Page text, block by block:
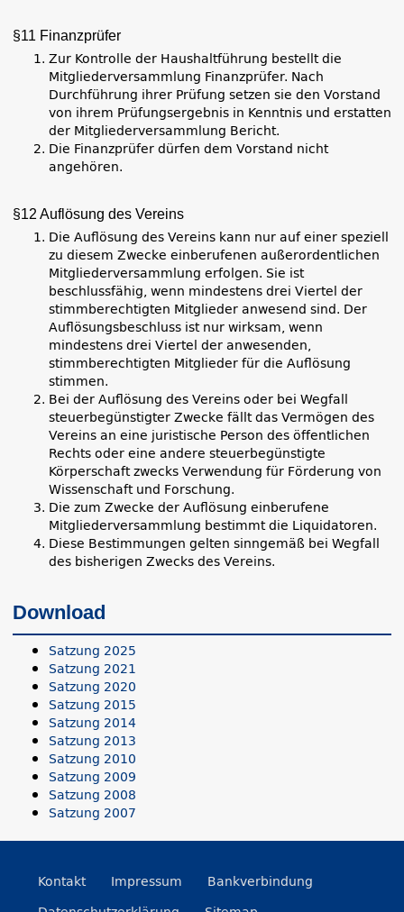
§11 Finanzprüfer
Zur Kontrolle der Haushaltführung bestellt die
Mitgliederversammlung Finanzprüfer. Nach
Durchführung ihrer Prüfung setzen sie den Vorstand
von ihrem Prüfungsergebnis in Kenntnis und erstatten
der Mitgliederversammlung Bericht.
Die Finanzprüfer dürfen dem Vorstand nicht
angehören.
§12 Auflösung des Vereins
Die Auflösung des Vereins kann nur auf einer speziell
zu diesem Zwecke einberufenen außerordentlichen
Mitgliederversammlung erfolgen. Sie ist
beschlussfähig, wenn mindestens drei Viertel der
stimmberechtigten Mitglieder anwesend sind. Der
Auflösungsbeschluss ist nur wirksam, wenn
mindestens drei Viertel der anwesenden,
stimmberechtigten Mitglieder für die Auflösung
stimmen.
Bei der Auflösung des Vereins oder bei Wegfall
steuerbegünstigter Zwecke fällt das Vermögen des
Vereins an eine juristische Person des öffentlichen
Rechts oder eine andere steuerbegünstigte
Körperschaft zwecks Verwendung für Förderung von
Wissenschaft und Forschung.
Die zum Zwecke der Auflösung einberufene
Mitgliederversammlung bestimmt die Liquidatoren.
Diese Bestimmungen gelten sinngemäß bei Wegfall
des bisherigen Zwecks des Vereins.
Download
Satzung 2025
Satzung 2021
Satzung 2020
Satzung 2015
Satzung 2014
Satzung 2013
Satzung 2010
Satzung 2009
Satzung 2008
Satzung 2007
Kontakt Impressum
Bankverbindung